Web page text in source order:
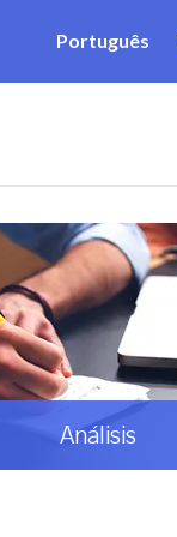
Português
Análisis